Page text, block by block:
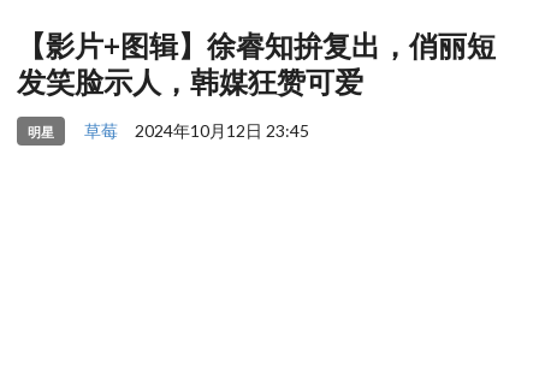
【影片+图辑】徐睿知拚复出，俏丽短
发笑脸示人，韩媒狂赞可爱
明星 草莓 2024年10月12日 23:45